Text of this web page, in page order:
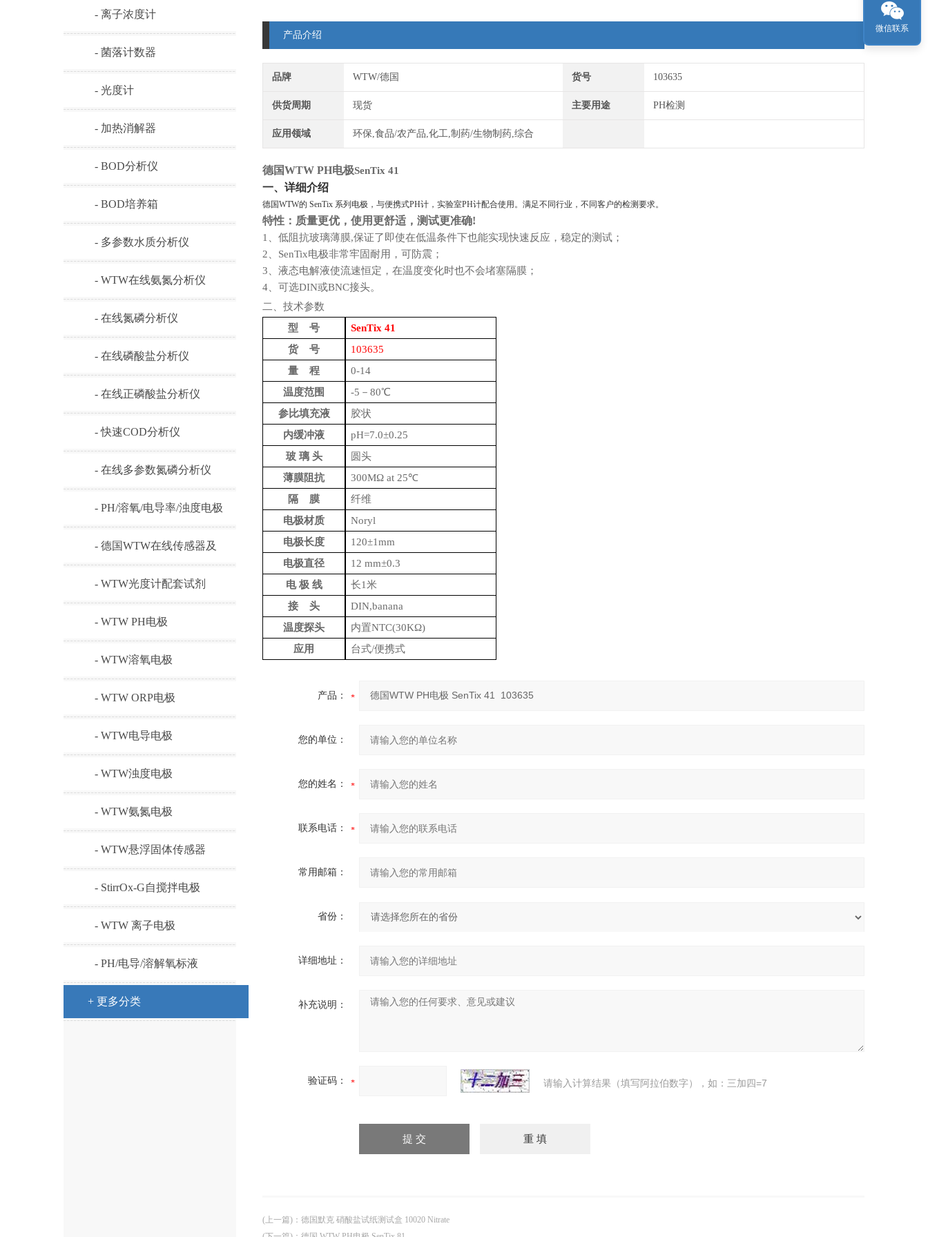
- 离子浓度计
- 菌落计数器
- 光度计
- 加热消解器
- BOD分析仪
- BOD培养箱
- 多参数水质分析仪
- WTW在线氨氮分析仪
- 在线氮磷分析仪
- 在线磷酸盐分析仪
- 在线正磷酸盐分析仪
- 快速COD分析仪
- 在线多参数氮磷分析仪
- PH/溶氧/电导率/浊度电极
- 德国WTW在线传感器及
耗材
- WTW光度计配套试剂
- WTW PH电极
- WTW溶氧电极
- WTW ORP电极
- WTW电导电极
- WTW浊度电极
- WTW氨氮电极
- WTW悬浮固体传感器
- StirrOx-G自搅拌电极
- WTW 离子电极
- PH/电导/溶解氧标液
+ 更多分类
产品介绍
品牌 WTW/德国 货号 103635
供货周期 现货 主要用途 PH检测
应用领域 环保,食品/农产品,化工,制药/生物制药,综合
德国WTW PH电极SenTix 41
一、详细介绍
德国WTW的 SenTix 系列电极 ， 与便携式PH计，实验室PH计配合使用。满足不同行业，不同客户的检测要求。
特性：质量更优，使用更舒适，测试更准确!
1、 低阻抗玻璃薄膜,保证了即使在低温条件下也能实现快速反应 ， 稳定的测试 ；
2、 SenTix电极非常牢固耐用 ， 可防震 ；
3、 液态电解液使流速恒定 ， 在温度变化时也不会堵塞隔膜 ；
4、 可选DIN或BNC接头。
二、技术参数
型
号
SenTix 41
货
号 103635
量
程
0-14
温度范围
-5－80℃
参比填充液
胶状
内缓冲液
pH=7.0±0.25
玻 璃 头
圆头
薄膜阻抗
300MΩ at 25℃
隔
膜
纤维
电极材质
Noryl
电极长度
120±1mm
电极直径
12 mm±0.3
电 极 线 长1米
接
头
DIN,banana
温度探头
内置NTC(30KΩ)
应用
台式/便携式
产品：
您的单位：
您的姓名：
联系电话：
常用邮箱：
省份：
详细地址：
补充说明：
验证码： 请输入计算结果（填写阿拉伯数字），如：三加四=7
(上一篇) ： 德国默克 硝酸盐试纸测试盒 10020 Nitrate
微信联系